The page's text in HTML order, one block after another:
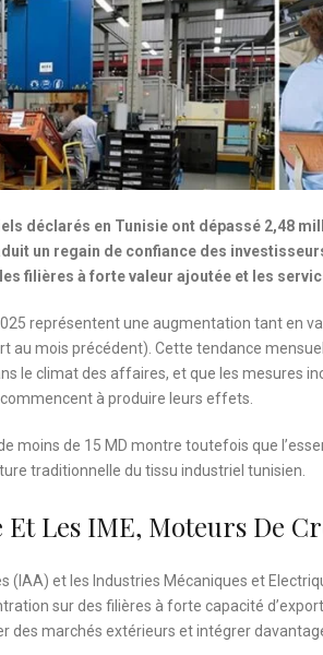
déclarés en Tunisie ont dépassé 2,48
un regain de confiance des
filières à forte valeur ajoutée et les
représentent une augmentation tant en
au mois précédent). Cette tendance
le climat des affaires, et que les mesures
à produire leurs effets.
moins de 15 MD montre toutefois que
traditionnelle du tissu industriel tunisien.
Les IME, Moteurs De
(IAA) et les Industries Mécaniques et
sur des filières à forte capacité
des marchés extérieurs et intégrer